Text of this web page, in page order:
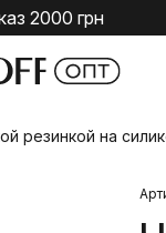
2000 грн
резинкой на